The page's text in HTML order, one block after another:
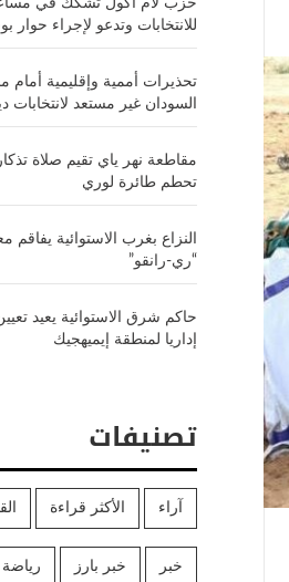
حزب لام أكول تشكك في
للانتخابات وتدعو لإجراء حوار
تحذيرات أممية وإقليمية
السودان غير مستعد لانتخابات
مقاطعة نهر ياي تقيم صلاة
تحطم طائرة لوري
النزاع بغرب الاستوائية
“ري-رانقو”
حاكم شرق الاستوائية يعيد
إداريا لمنطقة إيميهجيك
تصنيفات
آراء الأكثر قراءة
خبر خبر بارز رياضة